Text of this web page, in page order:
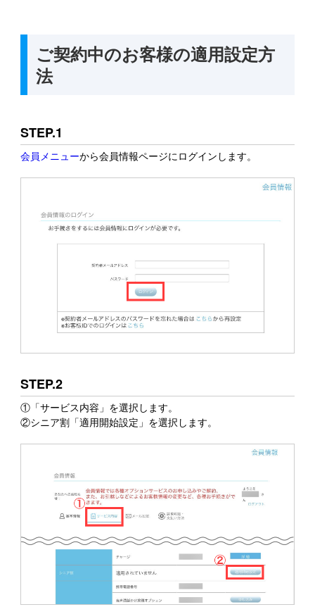
ご契約中のお客様の適用設定方
法
STEP.1
会員メニューから会員情報ページにログインします。
STEP.2
①「サービス内容」を選択します。
②シニア割「適用開始設定」を選択します。